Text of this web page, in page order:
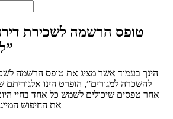
טופס הרשמה לשכירת
להשכרה למגורים”
הינך בעמוד אשר מציג את טופס הרשמה
להשכרה למגורים”, הופרט הינו
אחר טפסים שיכולים לשמש כל אחד בחיי
את החיפוש